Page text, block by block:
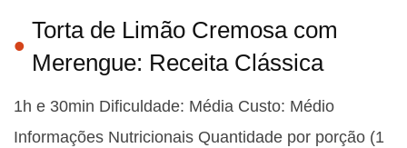
Torta de Limão Cremosa com
Merengue: Receita Clássica
1h e 30min Dificuldade: Média Custo: Médio
Informações Nutricionais Quantidade por porção (1